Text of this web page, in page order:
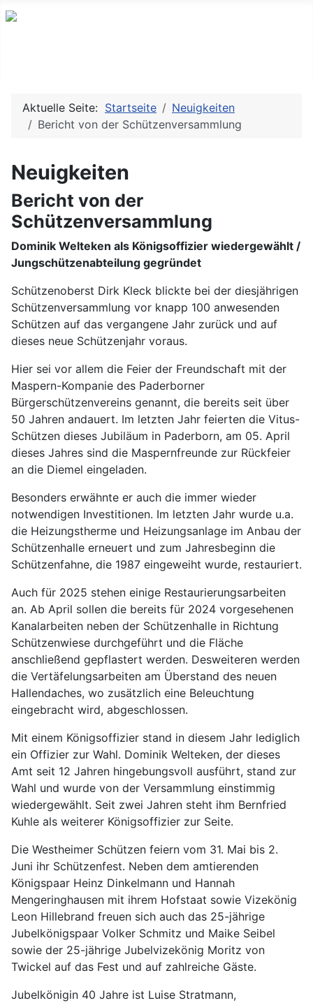
Aktuelle Seite: Startseite
Neuigkeiten
Bericht von der Schützenversammlung
Neuigkeiten
Bericht von der
Schützenversammlung
Dominik Welteken als Königsoffizier wiedergewählt /
Jungschützenabteilung gegründet
Schützenoberst Dirk Kleck blickte bei der diesjährigen
Schützenversammlung vor knapp 100 anwesenden
Schützen auf das vergangene Jahr zurück und auf
dieses neue Schützenjahr voraus.
Hier sei vor allem die Feier der Freundschaft mit der
Maspern-Kompanie des Paderborner
Bürgerschützenvereins genannt, die bereits seit über
50 Jahren andauert. Im letzten Jahr feierten die Vitus-
Schützen dieses Jubiläum in Paderborn, am 05. April
dieses Jahres sind die Maspernfreunde zur Rückfeier
an die Diemel eingeladen.
Besonders erwähnte er auch die immer wieder
notwendigen Investitionen. Im letzten Jahr wurde u.a.
die Heizungstherme und Heizungsanlage im Anbau der
Schützenhalle erneuert und zum Jahresbeginn die
Schützenfahne, die 1987 eingeweiht wurde, restauriert.
Auch für 2025 stehen einige Restaurierungsarbeiten
an. Ab April sollen die bereits für 2024 vorgesehenen
Kanalarbeiten neben der Schützenhalle in Richtung
Schützenwiese durchgeführt und die Fläche
anschließend gepflastert werden. Desweiteren werden
die Vertäfelungsarbeiten am Überstand des neuen
Hallendaches, wo zusätzlich eine Beleuchtung
eingebracht wird, abgeschlossen.
Mit einem Königsoffizier stand in diesem Jahr lediglich
ein Offizier zur Wahl. Dominik Welteken, der dieses
Amt seit 12 Jahren hingebungsvoll ausführt, stand zur
Wahl und wurde von der Versammlung einstimmig
wiedergewählt. Seit zwei Jahren steht ihm Bernfried
Kuhle als weiterer Königsoffizier zur Seite.
Die Westheimer Schützen feiern vom 31. Mai bis 2.
Juni ihr Schützenfest. Neben dem amtierenden
Königspaar Heinz Dinkelmann und Hannah
Mengeringhausen mit ihrem Hofstaat sowie Vizekönig
Leon Hillebrand freuen sich auch das 25-jährige
Jubelkönigspaar Volker Schmitz und Maike Seibel
sowie der 25-jährige Jubelvizekönig Moritz von
Twickel auf das Fest und auf zahlreiche Gäste.
Jubelkönigin 40 Jahre ist Luise Stratmann,